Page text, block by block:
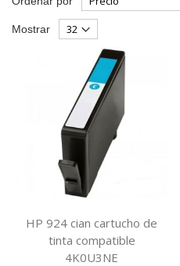
Mostrar
HP 924 cian cartucho de
tinta compatible
4K0U3NE